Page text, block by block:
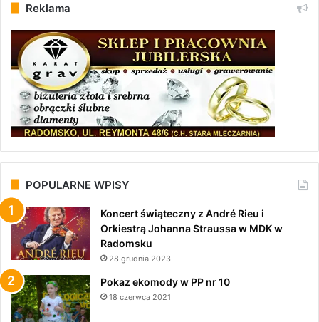
Reklama
POPULARNE WPISY
Koncert świąteczny z André Rieu i
Orkiestrą Johanna Straussa w MDK w
Radomsku
28 grudnia 2023
Pokaz ekomody w PP nr 10
18 czerwca 2021